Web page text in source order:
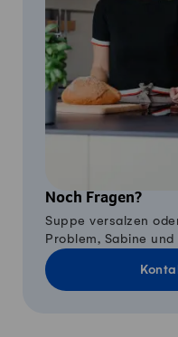
Noch Fragen?
Suppe versalzen
Problem, Sabine